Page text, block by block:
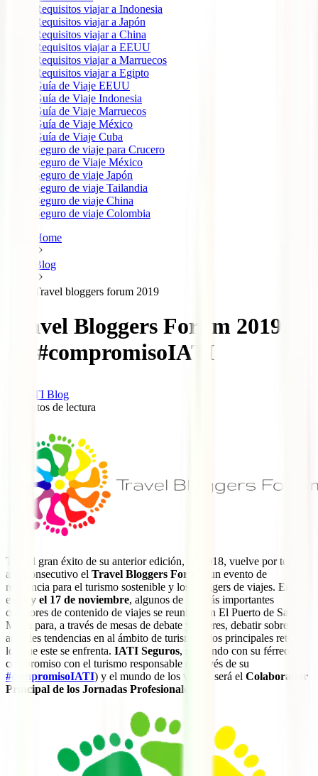
Requisitos viajar a Indonesia
Requisitos viajar a Japón
Requisitos viajar a China
Requisitos viajar a EEUU
Requisitos viajar a Marruecos
Requisitos viajar a Egipto
Guía de Viaje EEUU
Guía de Viaje Indonesia
Guía de Viaje Marruecos
Guía de Viaje México
Guía de Viaje Cuba
Seguro de viaje para Crucero
Seguro de Viaje México
Seguro de viaje Japón
Seguro de viaje Tailandia
Seguro de viaje China
Seguro de viaje Colombia
Home
Blog
Travel bloggers forum 2019
Travel Bloggers Forum 2019,
un #compromisoIATI
IATI Blog
minutos de lectura
Tras el gran éxito de su anterior edición, en 2018, vuelve por tercer
año consecutivo el Travel Bloggers Forum
, un evento de
referencia para el turismo sostenible y los bloggers de viajes. Entre
el
14 y el 17 de noviembre, algunos de los más importantes
creadores de contenido de viajes se reunirán en El Puerto de Santa
María para, a través de mesas de debate y talleres, debatir sobre las
actuales tendencias en al ámbito de turismo y los principales retos a
los que este se enfrenta. IATI Seguros, siguiendo con su férreo
compromiso con el turismo responsable (a través de su
#compromisoIATI) y el mundo de los viajes, será el Colaborador
Principal de los Jornadas Profesionales